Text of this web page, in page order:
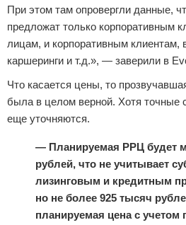
При этом там опровергли данные,
предложат только корпоративным
лицам, и корпоративным клиентам,
каршеринги и т.д.», — заверили в
Что касается цены, то
была в целом верной. Хотя точные
еще уточняются.
— Планируемая РРЦ будет
рублей, что не учитывает
лизинговым и кредитным
но не более 925 тысяч
планируемая цена с учетом